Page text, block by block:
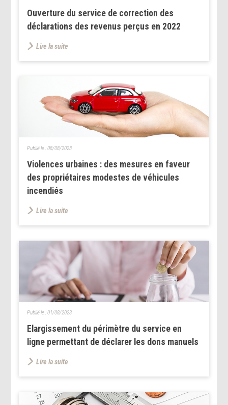
Ouverture du service de correction des
déclarations des revenus perçus en 2022
Lire la suite
Violences urbaines : des mesures en faveur
des propriétaires modestes de véhicules
incendiés
Publié le :08/08/2023
Lire la suite
Elargissement du périmètre du service en
ligne permettant de déclarer les dons manuels
Publié le :01/08/2023
Lire la suite